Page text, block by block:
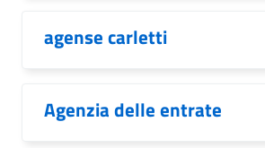
agense carletti
Agenzia delle entrate